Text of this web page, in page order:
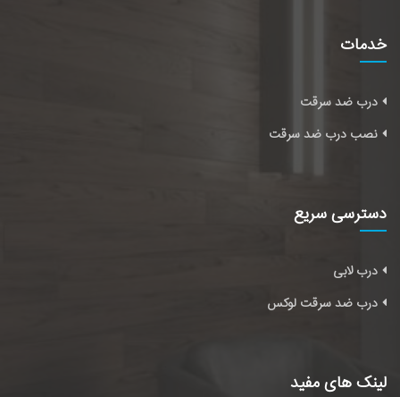
خدمات
درب ضد سرقت
نصب درب ضد سرقت
دسترسی سریع
درب لابی
درب ضد سرقت لوکس
لینک های مفید